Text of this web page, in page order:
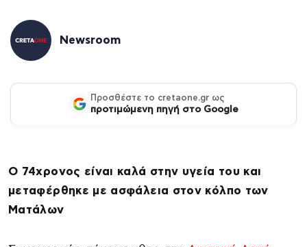
Newsroom
Προσθέστε το cretaone.gr ως
προτιμώμενη πηγή στο Google
Ο 74χρονος είναι καλά στην υγεία του και
μεταφέρθηκε με ασφάλεια στον κόλπο των
Ματάλων